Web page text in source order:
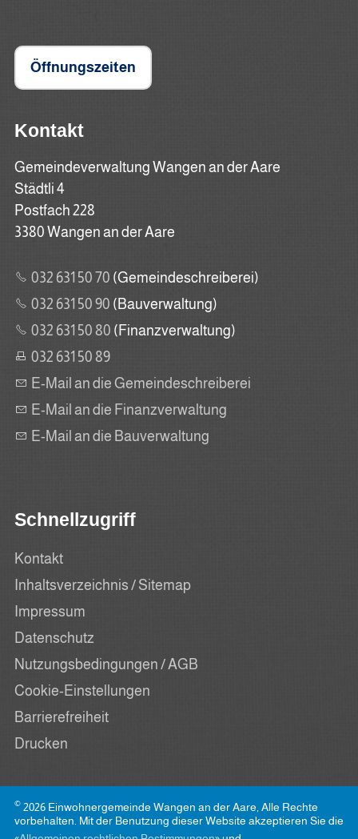
Öffnungszeiten
Kontakt
Gemeindeverwaltung Wangen an der Aare
Städtli 4
Postfach 228
3380 Wangen an der Aare
032 631 50 70 (Gemeindeschreiberei)
032 631 50 90 (Bauverwaltung)
032 631 50 80 (Finanzverwaltung)
032 631 50 89
E-Mail an die Gemeindeschreiberei
E-Mail an die Finanzverwaltung
E-Mail an die Bauverwaltung
Schnellzugriff
Kontakt
Inhaltsverzeichnis / Sitemap
Impressum
Datenschutz
Nutzungsbedingungen / AGB
Cookie-Einstellungen
Barrierefreiheit
Drucken
© 2026 Einwohnergemeinde Wangen an der Aare, Alle Rechte
vorbehalten. Mit der Benutzung dieser Website akzeptieren Sie die